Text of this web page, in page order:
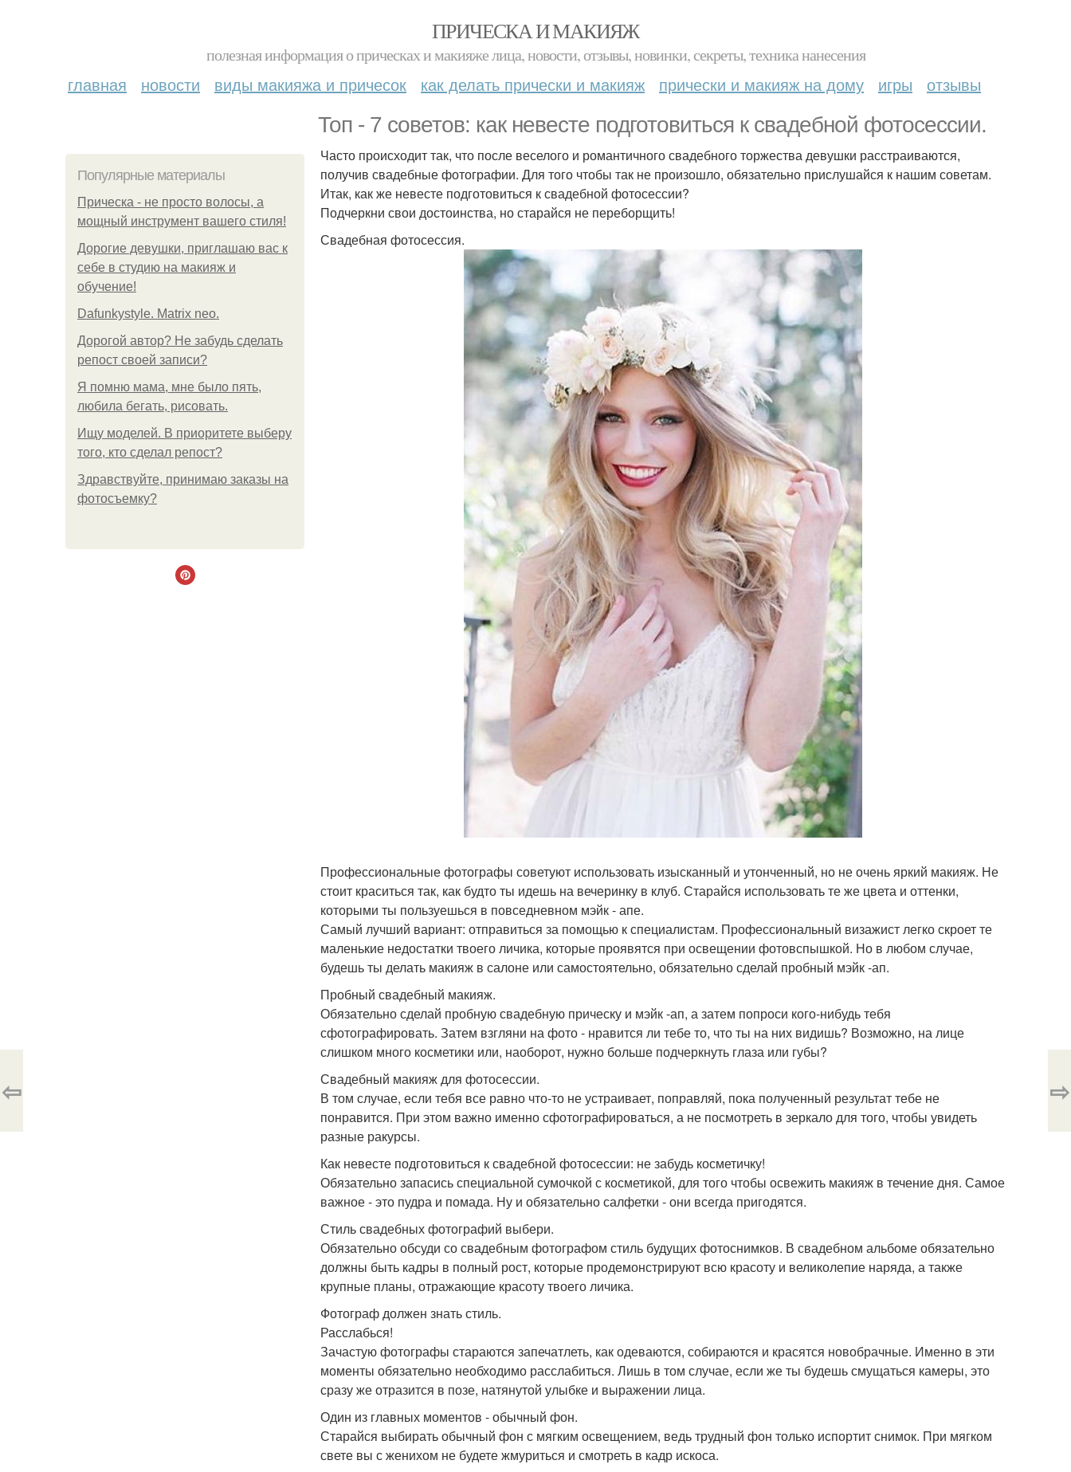
ПРИЧЕСКА И МАКИЯЖ
полезная информация о прическах и макияже лица, новости, отзывы, новинки, секреты, техника нанесения
главная новости виды макияжа и причесок как делать прически и макияж прически и макияж на дому игры отзывы
Топ - 7 советов: как невесте подготовиться к свадебной фотосессии.
Популярные материалы
Прическа - не просто волосы, а
мощный инструмент вашего стиля!
Дорогие девушки, приглашаю вас к
себе в студию на макияж и
обучение!
Dafunkystyle. Matrix neo.
Дорогой автор? Не забудь сделать
репост своей записи?
Я помню мама, мне было пять,
любила бегать, рисовать.
Ищу моделей. В приоритете выберу
того, кто сделал репост?
Здравствуйте, принимаю заказы на
фотосъемку?
Часто происходит так, что после веселого и романтичного свадебного торжества девушки расстраиваются,
получив свадебные фотографии. Для того чтобы так не произошло, обязательно прислушайся к нашим советам.
Итак, как же невесте подготовиться к свадебной фотосессии?
Подчеркни свои достоинства, но старайся не переборщить!
Свадебная фотосессия.
Профессиональные фотографы советуют использовать изысканный и утонченный, но не очень яркий макияж. Не
стоит краситься так, как будто ты идешь на вечеринку в клуб. Старайся использовать те же цвета и оттенки,
которыми ты пользуешься в повседневном мэйк - апе.
Самый лучший вариант: отправиться за помощью к специалистам. Профессиональный визажист легко скроет те
маленькие недостатки твоего личика, которые проявятся при освещении фотовспышкой. Но в любом случае,
будешь ты делать макияж в салоне или самостоятельно, обязательно сделай пробный мэйк -ап.
Пробный свадебный макияж.
Обязательно сделай пробную свадебную прическу и мэйк -ап, а затем попроси кого-нибудь тебя
сфотографировать. Затем взгляни на фото - нравится ли тебе то, что ты на них видишь? Возможно, на лице
слишком много косметики или, наоборот, нужно больше подчеркнуть глаза или губы?
Свадебный макияж для фотосессии.
В том случае, если тебя все равно что-то не устраивает, поправляй, пока полученный результат тебе не
понравится. При этом важно именно сфотографироваться, а не посмотреть в зеркало для того, чтобы увидеть
разные ракурсы.
Как невесте подготовиться к свадебной фотосессии: не забудь косметичку!
Обязательно запасись специальной сумочкой с косметикой, для того чтобы освежить макияж в течение дня. Самое
важное - это пудра и помада. Ну и обязательно салфетки - они всегда пригодятся.
Стиль свадебных фотографий выбери.
Обязательно обсуди со свадебным фотографом стиль будущих фотоснимков. В свадебном альбоме обязательно
должны быть кадры в полный рост, которые продемонстрируют всю красоту и великолепие наряда, а также
крупные планы, отражающие красоту твоего личика.
Фотограф должен знать стиль.
Расслабься!
Зачастую фотографы стараются запечатлеть, как одеваются, собираются и красятся новобрачные. Именно в эти
моменты обязательно необходимо расслабиться. Лишь в том случае, если же ты будешь смущаться камеры, это
сразу же отразится в позе, натянутой улыбке и выражении лица.
Один из главных моментов - обычный фон.
Старайся выбирать обычный фон с мягким освещением, ведь трудный фон только испортит снимок. При мягком
свете вы с женихом не будете жмуриться и смотреть в кадр искоса.
⇦ ⇨